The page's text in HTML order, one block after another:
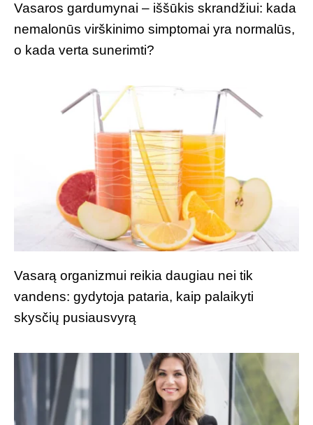
Vasaros gardumynai – iššūkis skrandžiui: kada
nemalonūs virškinimo simptomai yra normalūs,
o kada verta sunerimti?
Vasarą organizmui reikia daugiau nei tik
vandens: gydytoja pataria, kaip palaikyti
skysčių pusiausvyrą